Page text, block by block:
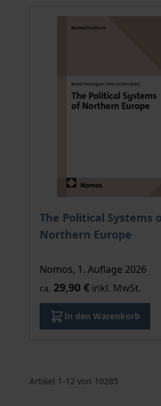
The Political Systems
Northern Europe
Nomos, 1. Auflage 2026
ca. 29,90 € inkl. MwSt.
In den Warenkorb
Artikel 1 -12 von 10285